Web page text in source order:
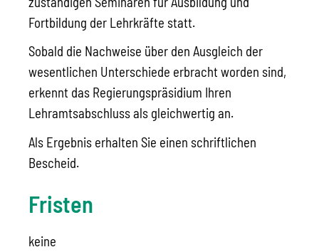
Fortbildung der Lehrkräfte statt.
Sobald die Nachweise über den Ausgleich der
wesentlichen Unterschiede erbracht worden sind,
erkennt das Regierungspräsidium Ihren
Lehramtsabschluss als gleichwertig an.
Als Ergebnis erhalten Sie einen schriftlichen
Bescheid.
Fristen
keine